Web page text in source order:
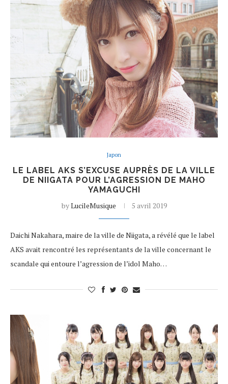
Japon
LE LABEL AKS S’EXCUSE AUPRÈS DE LA VILLE
DE NIIGATA POUR L’AGRESSION DE MAHO
YAMAGUCHI
byLucileMusique 5 avril 2019
Daichi Nakahara, maire de la ville de Niigata, a révélé que le label
AKS avait rencontré les représentants de la ville concernant le
scandale qui entoure l’agression de l’idol Maho…